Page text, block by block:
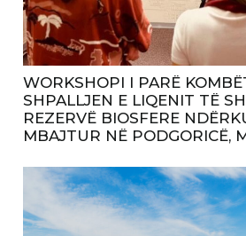
WORKSHOPI I PARË
SHPALLJEN E LIQENIT TË
REZERVË BIOSFERE
MBAJTUR NË PODGORICË,